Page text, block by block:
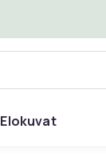
Elokuvat